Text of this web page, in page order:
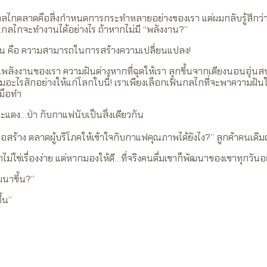
ไกตลาดคือสิ่งกำหนดการกระทำหลายอย่างของเรา แต่ผมกลับรู้สึก
ไกจะทำงานได้อย่างไร ถ้าหากไม่มี “พลังงาน?”
คือ ความสามารถในการสร้างความเปลี่ยนแปลง!
ลังงานของเรา ความฝันต่างหากที่ฉุดให้เรา ลุกขึ้นจากเตียงนอนอุ่น
อะไรสักอย่างให้แก่โลกใบนี้! เราเพียงเลือกเฟ้นกลไกที่จะพาความฝั
อทำ
ดง…ป่า กับกาแฟนับเป็นสิ่งเดียวกัน
สร้าง ตลาดผู้บริโภคให้เข้าใจกับกาแฟคุณภาพได้ยังไง?” ลูกค้าคนเดิ
ม่ใช่เรื่องง่าย แต่หากมองให้ดี…ที่จริงคนดื่มเขาก็พัฒนาของเขาทุกวัน
าขึ้น?”
”